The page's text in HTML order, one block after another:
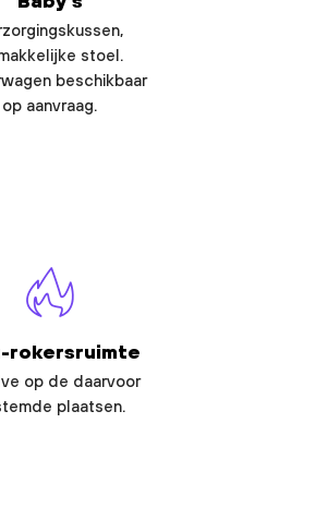
stoel.
beschikbaar
op aanvraag.
rokersruimte
op de daarvoor
plaatsen.